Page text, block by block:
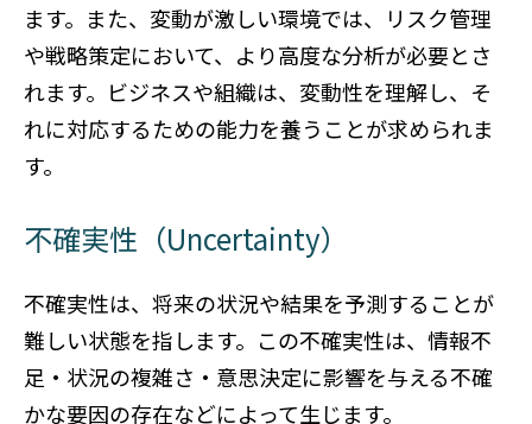
ます。また、変動が激しい環境では、リスク管理
や戦略策定において、より高度な分析が必要とさ
れます。ビジネスや組織は、変動性を理解し、そ
れに対応するための能力を養うことが求められま
す。
不確実性（Uncertainty）
不確実性は、将来の状況や結果を予測することが
難しい状態を指します。この不確実性は、情報不
足・状況の複雑さ・意思決定に影響を与える不確
かな要因の存在などによって生じます。